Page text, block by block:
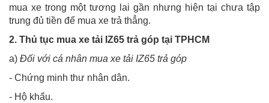
mua xe trong một tương lai gần nhưng hiện tại chưa tập
trung đủ tiền để mua xe trả thẳng.
2. Thủ tục mua xe tải IZ65 trả góp tại TPHCM
a) Đối với cá nhân mua xe tải IZ65 trả góp
- Chứng minh thư nhân dân.
- Hộ khẩu.